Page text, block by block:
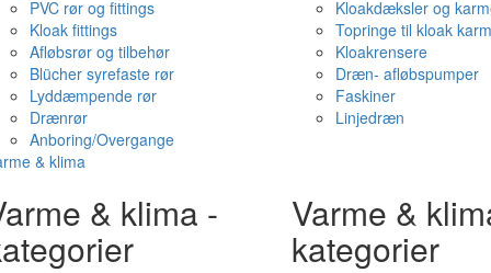
PVC rør og fittings
Kloak fittings
Afløbsrør og tilbehør
Blücher syrefaste rør
Lyddæmpende rør
Drænrør
Anboring/Overgange
Kloakdæksler og
Topringe til kloak
Kloakrensere
Dræn- afløbspumper
Faskiner
Linjedræn
& klima
& klima - Varme &
kategorier